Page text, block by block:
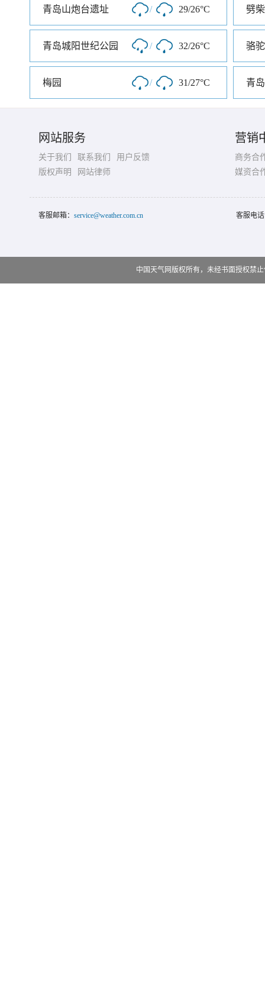
青岛山炮台遗址 / 29/26°C 劈
青岛城阳世纪公园 / 32/26°C 骆
梅园 / 31/27°C 青
网站服务
关于我们 联系我们
用户反馈
版权声明
网站律师
营销
商务合
媒资合
客服邮箱： service@weather.com.cn 客服电
中国天气网版权所有，未经书面授权